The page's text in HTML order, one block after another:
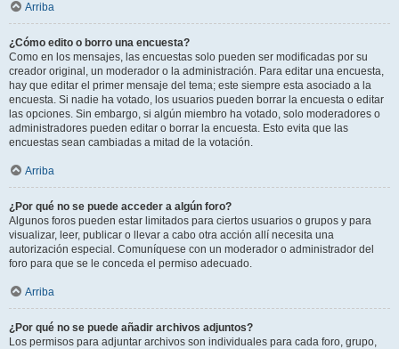
Arriba
¿Cómo edito o borro una encuesta?
Como en los mensajes, las encuestas solo pueden ser modificadas por su
creador original, un moderador o la administración. Para editar una encuesta,
hay que editar el primer mensaje del tema; este siempre esta asociado a la
encuesta. Si nadie ha votado, los usuarios pueden borrar la encuesta o editar
las opciones. Sin embargo, si algún miembro ha votado, solo moderadores o
administradores pueden editar o borrar la encuesta. Esto evita que las
encuestas sean cambiadas a mitad de la votación.
Arriba
¿Por qué no se puede acceder a algún foro?
Algunos foros pueden estar limitados para ciertos usuarios o grupos y para
visualizar, leer, publicar o llevar a cabo otra acción allí necesita una
autorización especial. Comuníquese con un moderador o administrador del
foro para que se le conceda el permiso adecuado.
Arriba
¿Por qué no se puede añadir archivos adjuntos?
Los permisos para adjuntar archivos son individuales para cada foro, grupo,